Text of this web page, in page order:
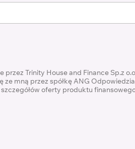
Trinity House and Finance Sp.z
mną przez spółkę ANG
oferty produktu